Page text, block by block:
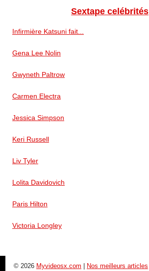
Sextape celébrités
Infirmière Katsuni fait...
Gena Lee Nolin
Gwyneth Paltrow
Carmen Electra
Jessica Simpson
Keri Russell
Liv Tyler
Lolita Davidovich
Paris Hilton
Victoria Longley
© 2026 Myvideosx.com | Nos meilleurs articles